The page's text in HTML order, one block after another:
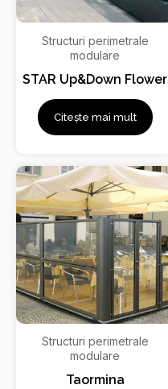
Structuri perimetrale
modulare
STAR Up&Down Flower
Citește mai mult
Structuri perimetrale
modulare
Taormina